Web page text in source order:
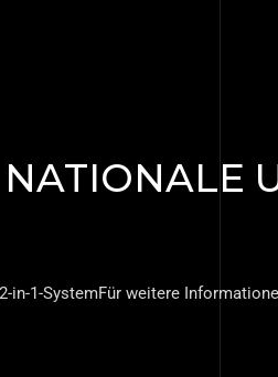
1-SystemFür weitere